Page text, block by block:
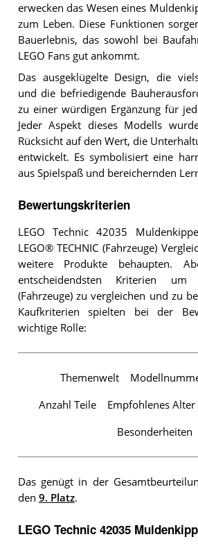
erwecken das Wesen eines
zum Leben. Diese Funktionen
Bauerlebnis, das sowohl bei
LEGO Fans gut ankommt.
Das ausgeklügelte Design, die
und die befriedigende
zu einer würdigen Ergänzung für
Jeder Aspekt dieses Modells
Rücksicht auf den Wert, die
entwickelt. Es symbolisiert eine
aus Spielspaß und bereichernden
Bewertungskriterien
LEGO Technic 42035
LEGO® TECHNIC (Fahrzeuge)
weitere Produkte behaupten.
entscheidendsten Kriterien um
(Fahrzeuge) zu vergleichen und zu
Kaufkriterien spielten bei der
wichtige Rolle:
Themenwelt
Anzahl Teile Empfohlenes Alter
Besonderheiten
Das genügt in der
den 9. Platz.
LEGO Technic 42035